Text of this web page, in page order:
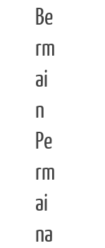
Be
rm
ai
n
Pe
rm
ai
na